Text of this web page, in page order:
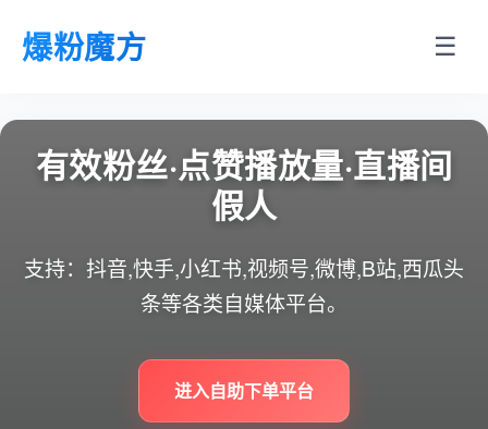
爆粉魔方 ☰
有效粉丝·点赞播放量·直播间
假人
支持：抖音,快手,小红书,视频号,微博,B站,西瓜头
条等各类自媒体平台。
进入自助下单平台